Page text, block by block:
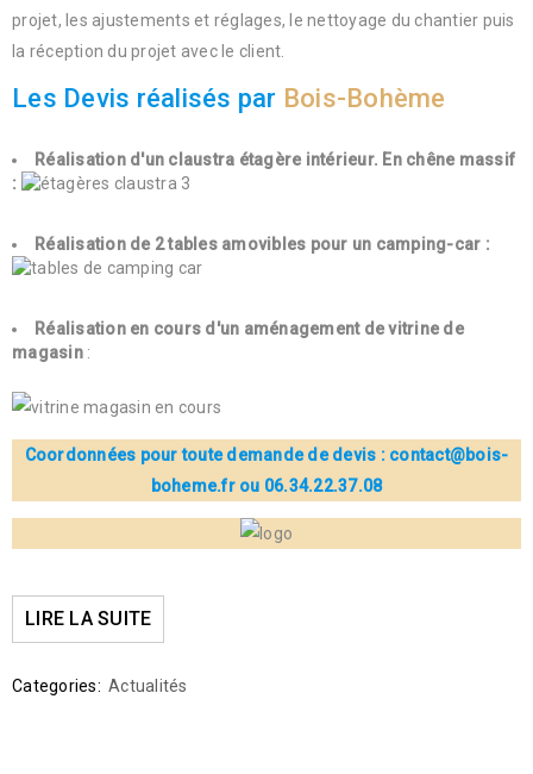
projet, les ajustements et réglages, le nettoyage du chantier puis
la réception du projet avec le client.
Les Devis réalisés par Bois-Bohème
Réalisation d'un claustra étagère intérieur. En chêne massif
:
Réalisation de 2 tables amovibles pour un camping-car :
Réalisation en cours d'un aménagement de vitrine de
magasin:
Coordonnées pour toute demande de devis : contact@bois-
boheme.fr ou 06.34.22.37.08
LIRE LA SUITE
Categories: Actualités